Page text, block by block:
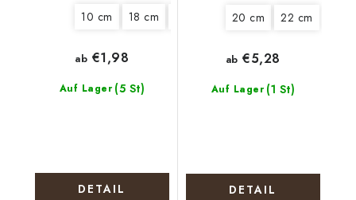
10 cm 18 cm 25 cm
Auf Lager (5 St)
ab €1,98
DETAIL
20 cm 22 cm
Auf Lager (1 St)
ab €5,28
DETAIL